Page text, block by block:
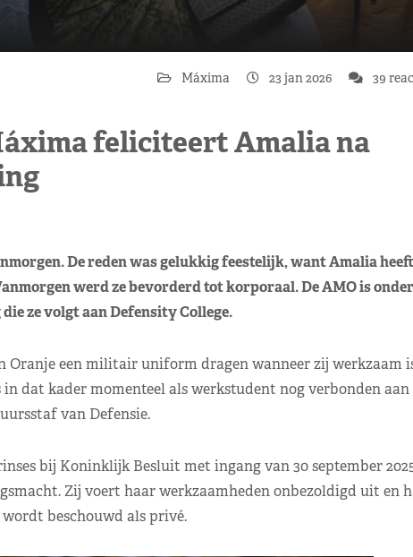
Máxima 23 jan 2026 39
feliciteert Amalia na
De reden was gelukkig feestelijk, want Amalia
werd ze bevorderd tot korporaal. De AMO is
ze volgt aan Defensity College.
Oranje een militair uniform dragen wanneer zij werkzaam
dat kader momenteel als werkstudent nog verbonden aan
van Defensie.
bij Koninklijk Besluit met ingang van 30 september
Zij voert haar werkzaamheden onbezoldigd uit en
beschouwd als privé.